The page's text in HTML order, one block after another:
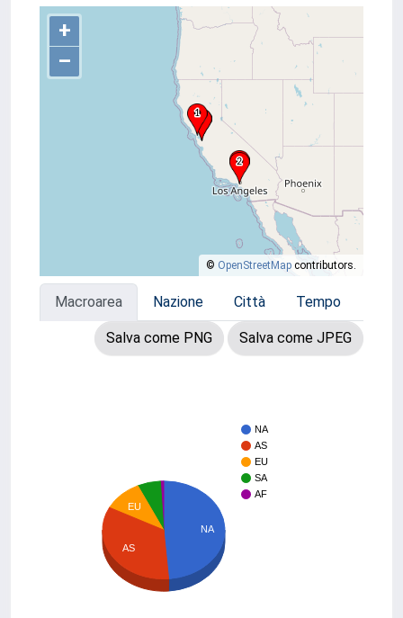
+
–
© OpenStreetMap contributors.
Macroarea Nazione Città Tempo
Salva come PNG Salva come JPEG
NA
AS
EU
SA
AF
NA
EU
AS